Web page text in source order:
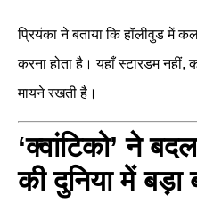
प्रियंका ने बताया कि हॉलीवुड में
करना होता है। यहाँ स्टारडम नहीं,
मायने रखती है।
‘क्वांटिको’ ने
की दुनिया में बड़ा